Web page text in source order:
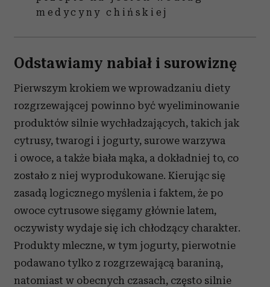
medycyny chińskiej
Odstawiamy nabiał i surowiznę
Pierwszym krokiem we wprowadzaniu diety
rozgrzewającej powinno być wyeliminowanie
produktów silnie wychładzających, takich jak
cytrusy, twarogi i jogurty, surowe warzywa
i owoce, a także biała mąka, a dokładniej to, co
zostało z niej wyprodukowane. Kierując się
zasadą logicznego myślenia i faktem, że po
owoce cytrusowe sięgamy głównie latem,
oczywisty wydaje się ich chłodzący charakter.
Produkty mleczne, w tym jogurty, pierwotnie
podawano tylko z rozgrzewającą baraniną,
natomiast w obecnych czasach, często silnie